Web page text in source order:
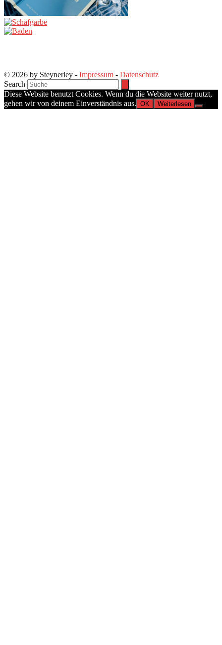
© 2026 by Steynerley - Impressum - Datenschutz
Search
Diese Website benutzt Cookies. Wenn du die Website weiter nutzt,
gehen wir von deinem Einverständnis aus. OK Weiterlesen